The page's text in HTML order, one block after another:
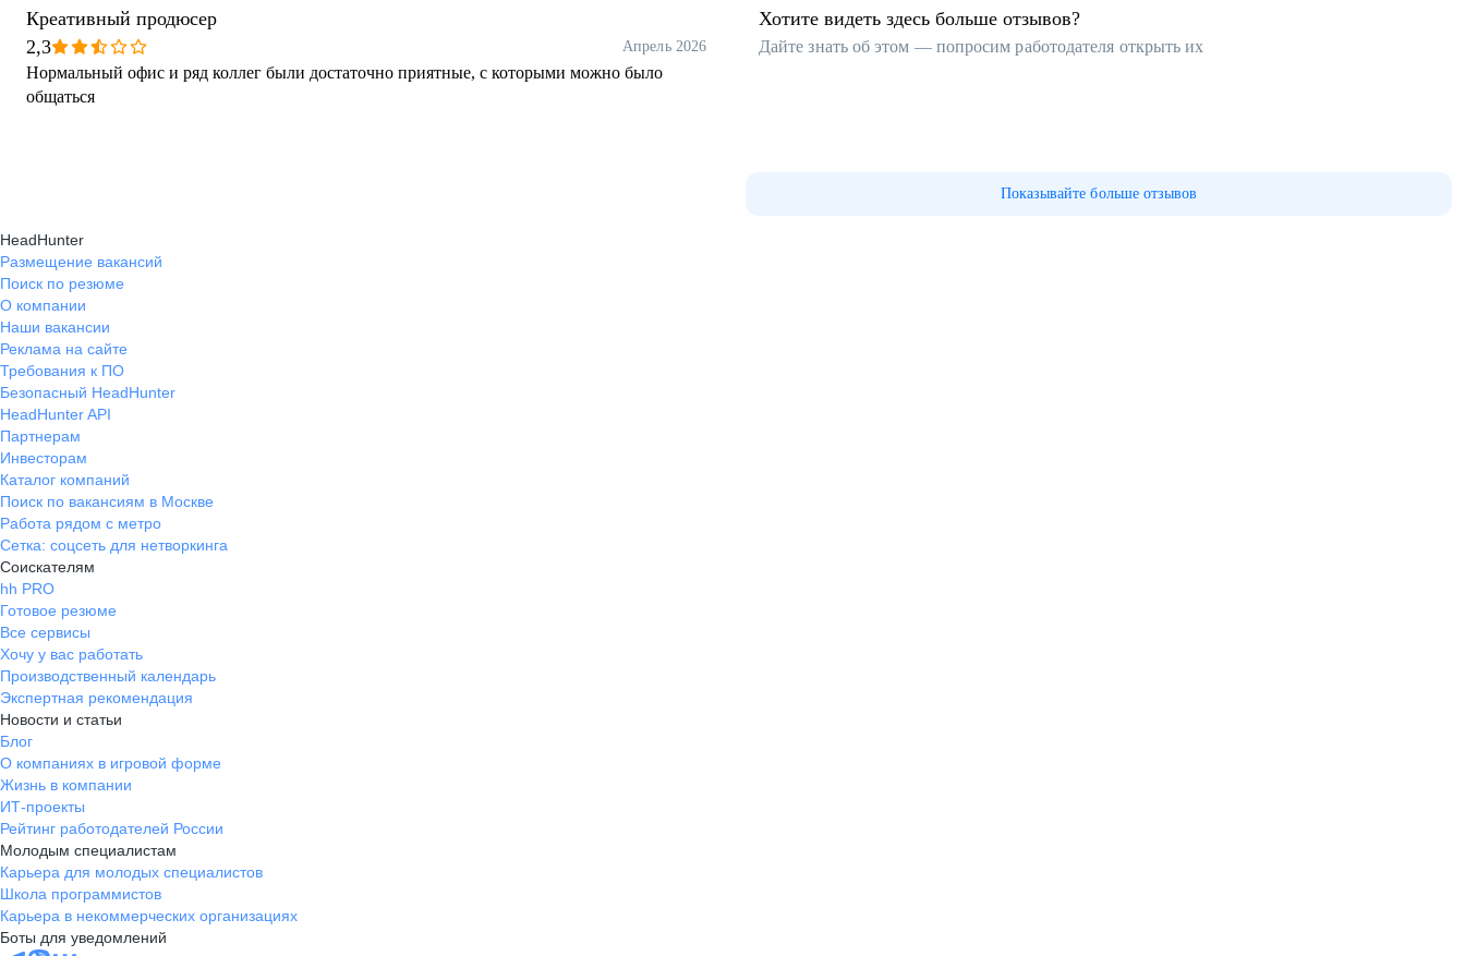
Креативный продюсер
2,3
Апрель 2026
Нормальный офис и ряд коллег были достаточно приятные, с которыми можно было
общаться
Хотите видеть здесь больше отзывов?
Дайте знать об этом — попросим работодателя открыть их
Показывайте больше отзывов
HeadHunter
Размещение вакансий
Поиск по резюме
О компании
Наши вакансии
Реклама на сайте
Требования к ПО
Безопасный HeadHunter
HeadHunter API
Партнерам
Инвесторам
Каталог компаний
Поиск по вакансиям в Москве
Работа рядом с метро
Сетка: соцсеть для нетворкинга
Соискателям
hh PRO
Готовое резюме
Все сервисы
Хочу у вас работать
Производственный календарь
Экспертная рекомендация
Новости и статьи
Блог
О компаниях в игровой форме
Жизнь в компании
ИТ-проекты
Рейтинг работодателей России
Молодым специалистам
Карьера для молодых специалистов
Школа программистов
Карьера в некоммерческих организациях
Боты для уведомлений